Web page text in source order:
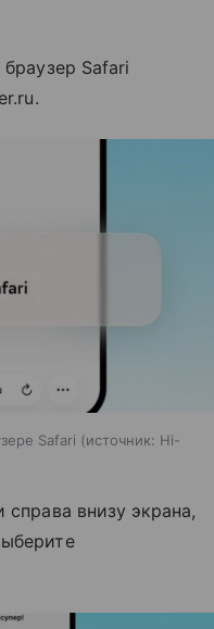
Safari
Safari источник: Hi-
внизу экрана,